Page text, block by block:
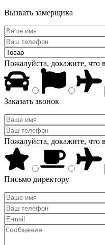
Вызвать замерщика
Пожалуйста, докажите, что
Заказать звонок
Пожалуйста, докажите, что
Письмо директору